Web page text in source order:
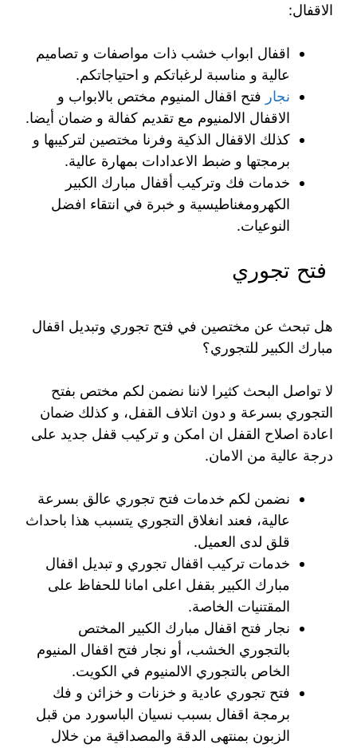
الاقفال:
اقفال ابواب خشب ذات مواصفات و تصاميم
عالية و مناسبة لرغباتكم و احتياجاتكم.
نجار فتح اقفال المنيوم مختص بالابواب و
الاقفال الالمنيوم مع تقديم كفالة و ضمان أيضا.
كذلك الاقفال الذكية وفرنا مختصين لتركيبها و
برمجتها و ضبط الاعدادات بمهارة عالية.
خدمات فك وتركيب أقفال مبارك الكبير
الكهرومغناطيسية و خبرة في انتقاء افضل
النوعيات.
فتح تجوري
هل تبحث عن مختصين في فتح تجوري وتبديل اقفال
مبارك الكبير للتجوري؟
لا تواصل البحث كثيرا لاننا نضمن لكم مختص بفتح
التجوري بسرعة و دون اتلاف القفل، و كذلك ضمان
اعادة اصلاح القفل ان امكن و تركيب قفل جديد على
درجة عالية من الامان.
نضمن لكم خدمات فتح تجوري عالق بسرعة
عالية، فعند انغلاق التجوري يتسبب هذا باحداث
قلق لدى العميل.
خدمات تركيب اقفال تجوري و تبديل اقفال
مبارك الكبير بقفل اعلى امانا للحفاظ على
المقتنيات الخاصة.
نجار فتح اقفال مبارك الكبير المختص
بالتجوري الخشب، أو نجار فتح اقفال المنيوم
الخاص بالتجوري الالمنيوم في الكويت.
فتح تجوري عادية و خزنات و خزائن و فك
برمجة اقفال بسبب نسيان الباسورد من قبل
الزبون بمنتهى الدقة والمصداقية من خلال